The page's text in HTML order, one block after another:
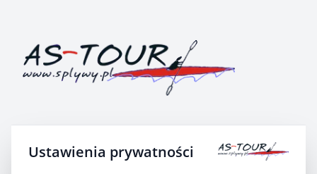
AS-TOUR Biuro Turystyki Kajakowej
Krutyń 4 11-710 Piecki
Ustawienia prywatności